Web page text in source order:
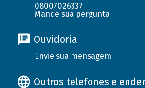
08007026337
Mande sua pergunta
Ouvidoria
Envie sua mensagem
Outros telefones e